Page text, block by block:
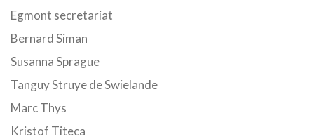
Egmont secretariat
Bernard Siman
Susanna Sprague
Tanguy Struye de Swielande
Marc Thys
Kristof Titeca